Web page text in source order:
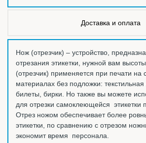
Доставка и оплата
Нож (отрезчик) – устройство,
отрезания этикетки, нужной вам
(отрезчик) применяется при печати на
материалах без подложки:
билеты, бирки. Но также вы можете
для отрезки самоклеющейся этикетки
Отрез ножом обеспечивает более
этикетки, по сравнению с отрезом
экономит время персонала.